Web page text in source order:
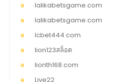
lalikabetsgame.com
lalikabetsgame.com
lcbet444.com
lion123สล็อต
lionth168.com
Live22